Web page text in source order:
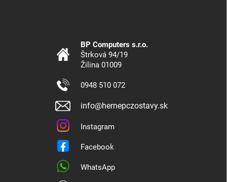
BP Computers s.r.o.
Štrková 94/19
Žilina 01009
0948 510 072
info@hernepczostavy.sk
Instagram
Facebook
WhatsApp